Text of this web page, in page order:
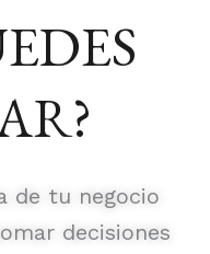
de tu negocio
decisiones